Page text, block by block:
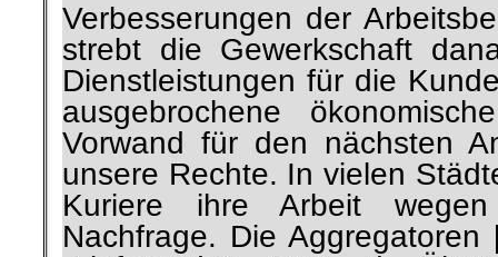
Verbesserungen der
strebt die Gewerkschaft
Dienstleistungen für die
ausgebrochene
Vorwand für den nächsten
unsere Rechte. In vielen
Kuriere ihre Arbeit
Nachfrage. Die